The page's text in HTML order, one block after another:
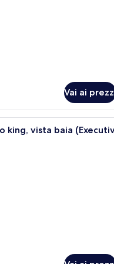
Vai ai
Una camera d'albergo
king, vista baia